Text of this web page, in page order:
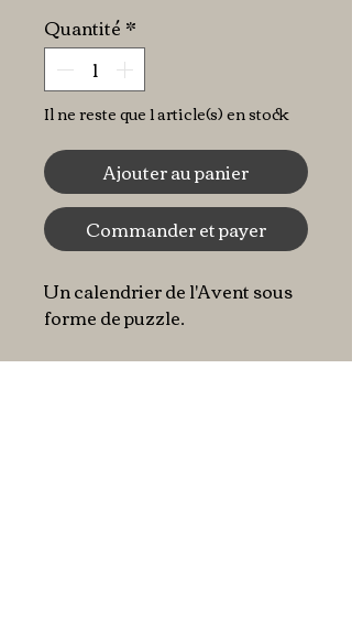
Quantité *
Il ne reste que 1 article(s) en stock
Ajouter au panier
Commander et payer
Un calendrier de l'Avent sous
forme de puzzle.
Derrière chacune des 24